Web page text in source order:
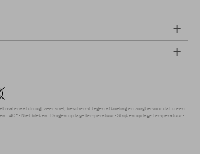
materiaal droogt zeer snel, beschermt tegen afkoeling en zorgt ervoor dat u een
40° Niet bleken Drogen op lage temperatuur Strijken op lage temperatuur